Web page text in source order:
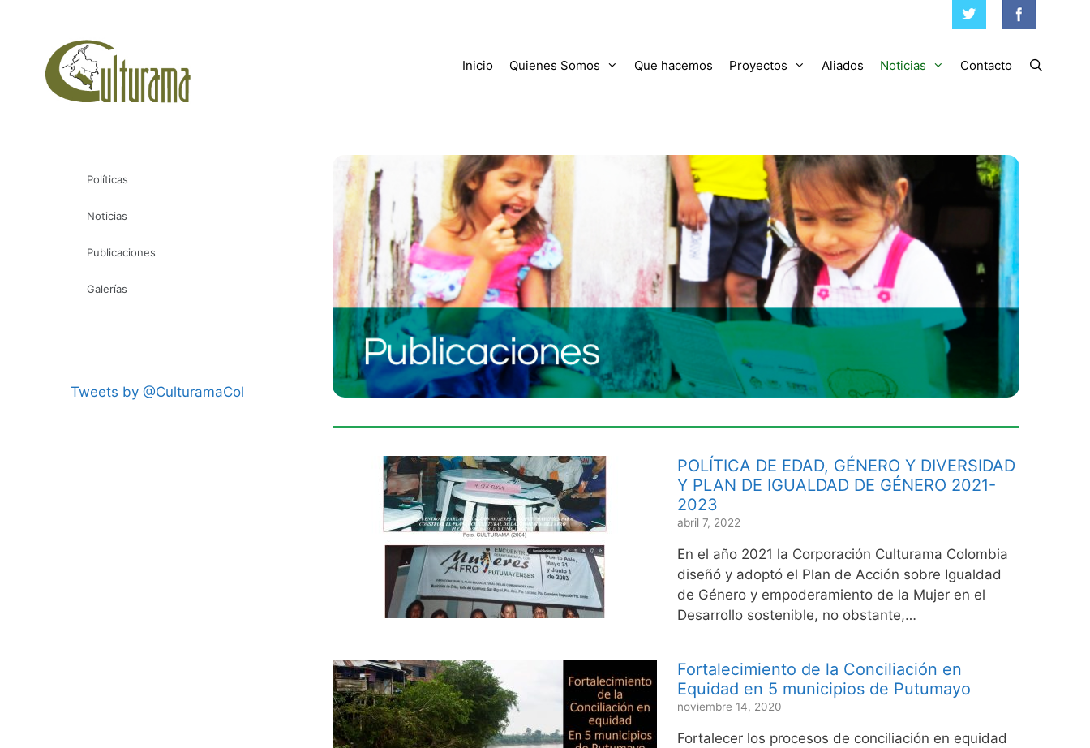
Inicio Quienes Somos Que hacemos Proyectos Aliados Noticias Contacto
POLÍTICA DE EDAD, GÉNERO Y DIVERSIDAD
Y PLAN DE IGUALDAD DE GÉNERO 2021-
2023
abril 7, 2022
En el año 2021 la Corporación Culturama Colombia
diseñó y adoptó el Plan de Acción sobre Igualdad
de Género y empoderamiento de la Mujer en el
Desarrollo sostenible, no obstante,…
Fortalecimiento de la Conciliación en
Equidad en 5 municipios de Putumayo
noviembre 14, 2020
Fortalecer los procesos de conciliación en equidad
Políticas
Noticias
Publicaciones
Galerías
Tweets by @CulturamaCol